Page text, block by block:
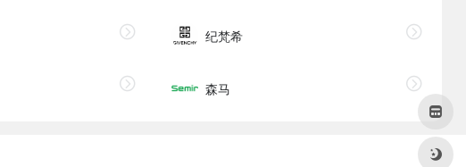
纪梵希
森马